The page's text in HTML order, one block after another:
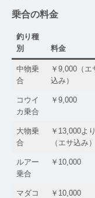
乗合の料金
釣り種
別
料金
中物乗
合
￥9,000（エ
込み）
コウイ
カ乗合
￥9,000
大物乗
合
￥13,000より
（エサ込み）
ルアー
乗合
￥10,000
マダコ
￥10,000